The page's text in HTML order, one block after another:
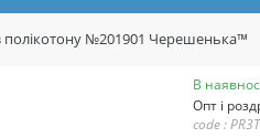
полікотону №201901 Черешенька™
В
Опт і
code :